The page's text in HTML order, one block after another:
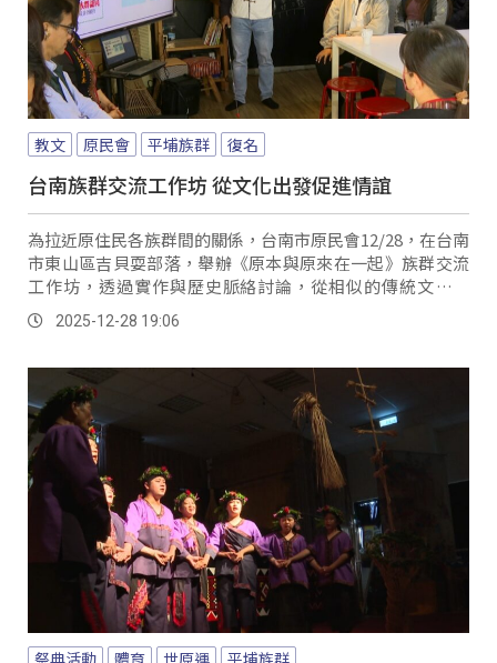
教文 原民會 平埔族群 復名
台南族群交流工作坊 從文化出發促進情誼
為拉近原住民各族群間的關係，台南市原民會12/28，在台南
市東山區吉貝耍部落，舉辦《原本與原來在一起》族群交流
工作坊，透過實作與歷史脈絡討論，從相似的傳統文化出
發，促進原住民社會的交流。
2025-12-28 19:06
祭典活動 體育 世原運 平埔族群